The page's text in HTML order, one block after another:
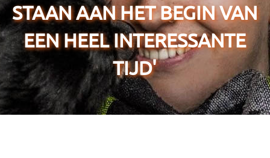
STAAN AAN HET BEGIN VAN
EEN HEEL INTERESSANTE
TIJD'